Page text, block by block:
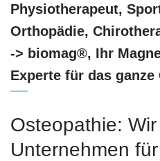
Physiotherapeut,
Orthopädie,
-> biomag®, Ihr
Experte für das
Osteopathie:
Unternehmen